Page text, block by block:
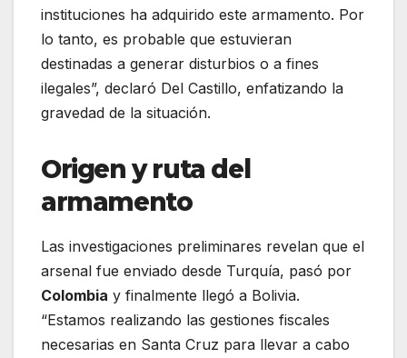
instituciones ha adquirido este armamento. Por
lo tanto, es probable que estuvieran
destinadas a generar disturbios o a fines
ilegales”, declaró Del Castillo, enfatizando la
gravedad de la situación.
Origen y ruta del
armamento
Las investigaciones preliminares revelan que el
arsenal fue enviado desde Turquía, pasó por
Colombia y finalmente llegó a Bolivia.
“Estamos realizando las gestiones fiscales
necesarias en Santa Cruz para llevar a cabo